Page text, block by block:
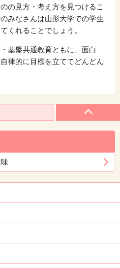
の見方・考え方を見つけるこ
みなさんは山形大学での学生
くれることでしょう。
基盤共通教育ともに、面白
律的に目標を立ててどんどん